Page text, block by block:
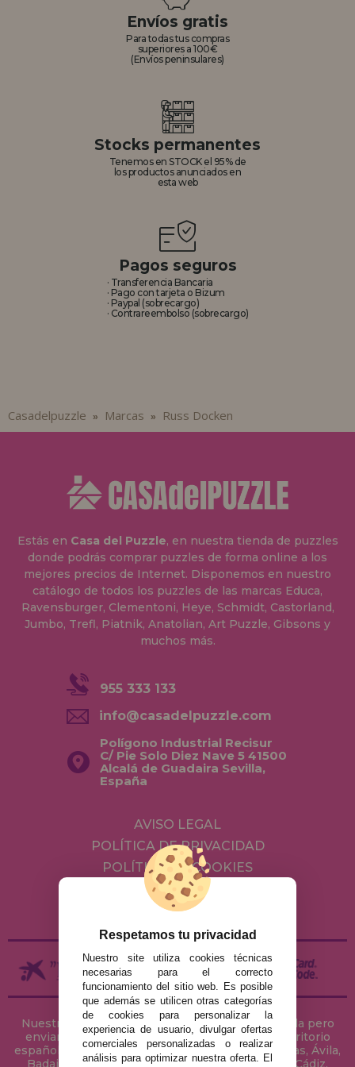
REGISTRO DISTRIBUIDOR
Envíos gratis
Para todas tus compras
superiores a 100€
(Envíos peninsulares)
Stocks permanentes
Tenemos en STOCK el 95% de
los productos anunciados en
esta web
Pagos seguros
· Transferencia Bancaria
· Pago con tarjeta o Bizum
· Paypal (sobrecargo)
· Contrareembolso (sobrecargo)
Casadelpuzzle » Marcas » Russ Docken
Estás en Casa del Puzzle, en nuestra tienda de puzzles
donde podrás comprar puzzles de forma online a los
mejores precios de Internet. Disponemos en nuestro
catálogo de todos los puzzles de las marcas Educa,
Ravensburger, Clementoni, Heye, Schmidt, Castorland,
Jumbo, Trefl, Piatnik, Anatolian, Art Puzzle, Gibsons y
muchos más.
955 333 133
info@casadelpuzzle.com
Polígono Industrial Recisur
C/ Pie Solo Diez Nave 5 41500
Alcalá de Guadaira Sevilla,
España
AVISO LEGAL
POLÍTICA DE PRIVACIDAD
POLÍTICA DE COOKIES
ENVÍOS Y DEVOLUCIONES
DEVOLUCIONES / DESISTIMIENTO
Nuestra tienda de puzzles está ubicada en Sevilla pero
enviamos tus puzzles a cualquier ciudad del territorio
español: Álava, Albacete, Alicante, Almería, Asturias, Ávila,
Badajoz, Baleares, Barcelona, Burgos, Cáceres, Cádiz,
Respetamos tu privacidad
Nuestro site utiliza cookies técnicas
necesarias para el correcto
funcionamiento del sitio web. Es posible
que además se utilicen otras categorías
de cookies para personalizar la
experiencia de usuario, divulgar ofertas
comerciales personalizadas o realizar
análisis para optimizar nuestra oferta. El